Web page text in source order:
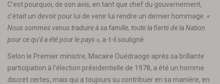
C’est pourquoi, de son avis, en tant que chef du gouvernement,
c’était un devoir pour lui de venir lui rendre un dernier hommage. «
Nous sommes venus traduire à sa famille, toute la fierté de la Nation
pour ce qu’il a été pour le pays », a-t-il souligné.
Selon le Premier ministre, Macaire Ouédraogo après sa brillante
participation à l’élection présidentielle de 1978, a été un homme
discret certes, mais qui a toujours su contribuer en sa manière, en